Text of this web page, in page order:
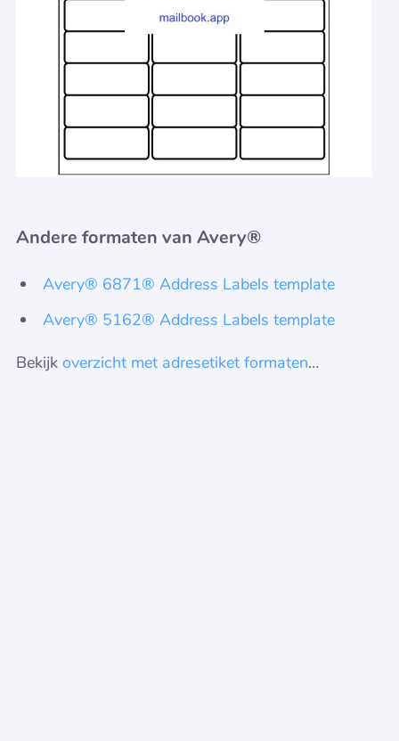
Andere formaten van Avery®
Avery® 6871® Address Labels template
Avery® 5162® Address Labels template
Bekijk overzicht met adresetiket formaten…